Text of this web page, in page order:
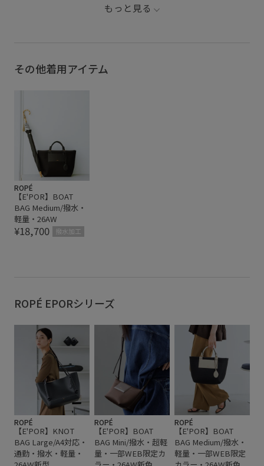
もっと見る
その他着用アイテム
ROPÉ
【E'POR】BOAT
BAG Medium/撥水・
軽量・26AW
¥18,700 撥水加工
ROPÉ EPORシリーズ
ROPÉ
【E'POR】KNOT
BAG Large/A4対応・
通勤・撥水・軽量・
ROPÉ
【E'POR】BOAT
BAG Mini/撥水・超軽
量・一部WEB限定カ
ROPÉ
【E'POR】BOAT
BAG Medium/撥水・
軽量・一部WEB限定